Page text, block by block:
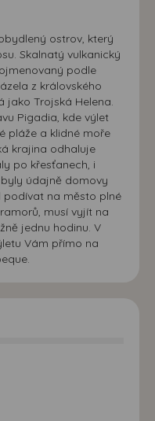
ostrov, který
Skalnatý vulkanický
podle
z královského
jako Trojská Helena.
Pigadia, kde výlet
pláže a klidné moře
krajina odhaluje
po křesťanech, i
údajně domovy
podívat na město plné
musí vyjít na
jednu hodinu. V
Vám přímo na